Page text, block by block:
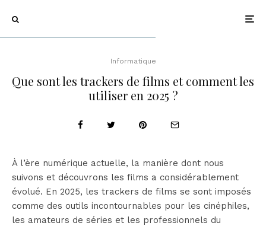
Informatique
Que sont les trackers de films et comment les
utiliser en 2025 ?
À l’ère numérique actuelle, la manière dont nous
suivons et découvrons les films a considérablement
évolué. En 2025, les trackers de films se sont imposés
comme des outils incontournables pour les cinéphiles,
les amateurs de séries et les professionnels du